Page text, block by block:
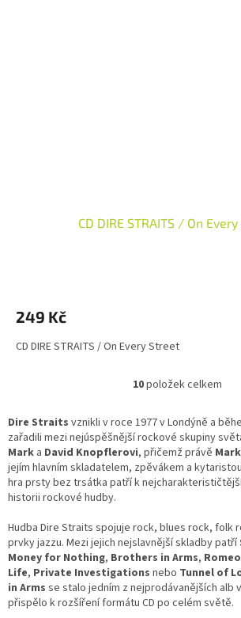
CD DIRE STRAITS / On
249 Kč
CD DIRE STRAITS / On Every Street
O
l
á
d
a
c
r
v
k
y
v
ý
10položek celkem
Dire Straits vznikli v roce 1977 v Londýně a
zařadili mezi nejúspěšnější rockové skupiny
Mark a David Knopflerovi, přičemž právě
jejím hlavním skladatelem, zpěvákem a
hra prsty bez trsátka patří k
historii rockové hudby.
Hudba Dire Straits spojuje rock, blues rock, folk
prvky jazzu. Mezi jejich nejslavnější skladby patří
Money for Nothing, Brothers in Arms,
Life, Private Investigations nebo Tunnel of
in Arms se stalo jedním z nejprodávanějších alb
přispělo k rozšíření formátu CD po celém světě.